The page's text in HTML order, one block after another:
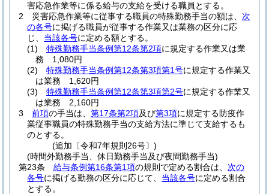
害応急作業等に係る給与の支給を受ける職員とする。
2
災害応急作業等に従事する職員の特殊勤務手当の額は、 次
の各号に掲げる職員が従事する作業又は業務の区分に応
じ、 当該各号に定める額とする。
(1)
特殊勤務手当条例第12条第2項に規定する作業又は業
務 1,080円
(2)
特殊勤務手当条例第12条第3項第1号に規定する作業又
は業務 1,620円
(3)
特殊勤務手当条例第12条第3項第2号に規定する作業又
は業務 2,160円
3
前項の手当は、 第17条第2項及び第3項に規定する防疫作
業従事職員の特殊勤務手当の支給方法に準じて支給するも
のとする。
(追加〔令和7年規則26号〕)
(時間外勤務手当、休日勤務手当及び夜間勤務手当)
第23条
給与条例第16条第1項の規則で定める割合は、 次の
各号に掲げる勤務の区分に応じて、 当該各号に定める割合
とする。